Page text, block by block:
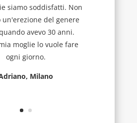
siamo soddisfatti. Non
un'erezione del genere
avevo 30 anni.
moglie lo vuole fare
ogni giorno.
Milano